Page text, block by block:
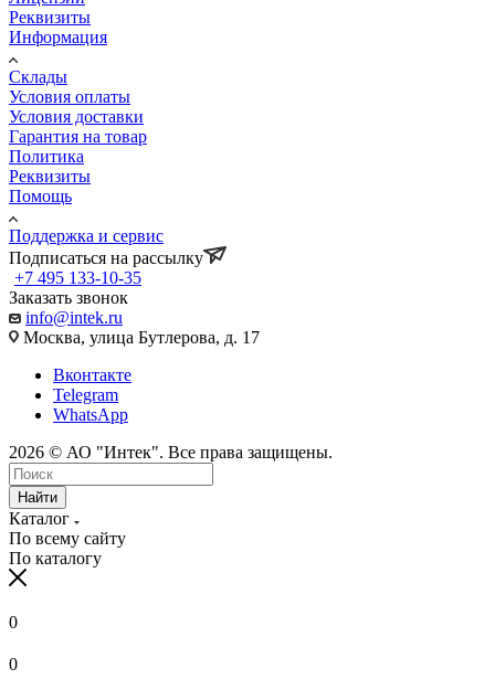
Реквизиты
Информация
Склады
Условия оплаты
Условия доставки
Гарантия на товар
Политика
Реквизиты
Помощь
Поддержка и сервис
Подписаться на рассылку
+7 495 133-10-35
Заказать звонок
info@intek.ru
Москва, улица Бутлерова, д. 17
Вконтакте
Telegram
WhatsApp
2026 © АО "Интек". Все права защищены.
Найти
Каталог
По всему сайту
По каталогу
0
0